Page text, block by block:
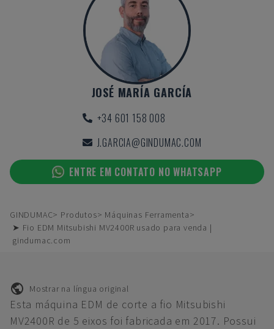
JOSÉ MARÍA GARCÍA
+34 601 158 008
J.GARCIA@GINDUMAC.COM
ENTRE EM CONTATO NO WHATSAPP
GINDUMAC Produtos
Máquinas Ferramenta
➤ Fio EDM Mitsubishi MV2400R usado para venda |
gindumac.com
Mostrar na língua original
Esta máquina EDM de corte a fio Mitsubishi
MV2400R de 5 eixos foi fabricada em 2017. Possui